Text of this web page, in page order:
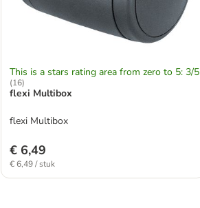
This is a stars rating area from zero to 5: 3/5
(16)
flexi Multibox
flexi Multibox
€ 6,49
€ 6,49 / stuk